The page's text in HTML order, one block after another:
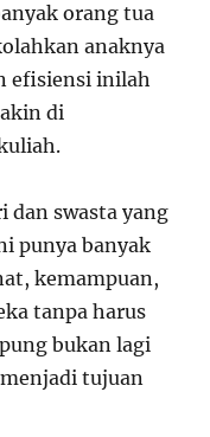
orang tua
anaknya
efisiensi inilah
di
dan swasta yang
punya banyak
kemampuan,
tanpa harus
bukan lagi
tujuan